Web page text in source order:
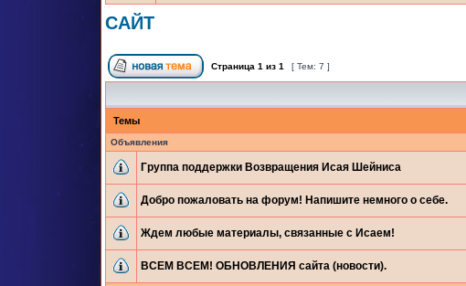
САЙТ
Страница 1 из 1 [ Тем: 7 ]
Темы
Объявления
Группа поддержки Возвращения Исая Шейниса
Добро пожаловать на форум! Напишите немного о себе.
Ждем любые материалы, связанные с Исаем!
ВСЕМ ВСЕМ! ОБНОВЛЕНИЯ сайта (новости).